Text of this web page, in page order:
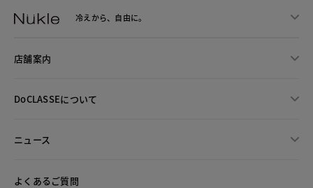
冷えから、 自由に。
店舗案内
DoCLASSEについて
ニュース
よくあるご質問